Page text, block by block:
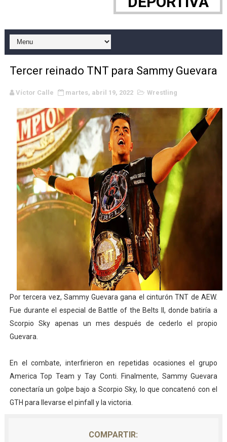
WWE NXT - Myles Borne y Tavion Heights ponen fin
Canadian Football League 2026 - Week 10
EFA y AFLE 2026 - Regular season
Campeonato de Europa de remo 2026 (Varese, Italia)
Mundial de lacrosse femenino 2026 (Tokio, Japón) -
Máxima celebración en el último Impact! con Jason
Mundial de esgrima 2026 (Hong Kong) - La
Raquel Rodriguez es la nueva monarca
Athletes Unlimited Softball League 2026 - Las Utah
Mundial de piragüismo slalom 2026 (Oklahoma City,
Tour de Francia masculino 2026 - Tadej Pogacar
Mundial de Fórmula 1 2026 - Lando Norris consigue
Tercer reinado TNT para Sammy Guevara
Víctor Calle martes, abril 19, 2022 Wrestling
Por tercera vez, Sammy Guevara gana el cinturón TNT de AEW.
Fue durante el especial de Battle of the Belts II, donde batiría a
Scorpio Sky apenas un mes después de cederlo el propio
Guevara.
En el combate, interfirieron en repetidas ocasiones el grupo
America Top Team y Tay Conti. Finalmente, Sammy Guevara
conectaría un golpe bajo a Scorpio Sky, lo que concatenó con el
GTH para llevarse el pinfall y la victoria.
COMPARTIR: